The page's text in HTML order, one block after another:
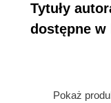
Tytuły
dostępne w
Pokaż